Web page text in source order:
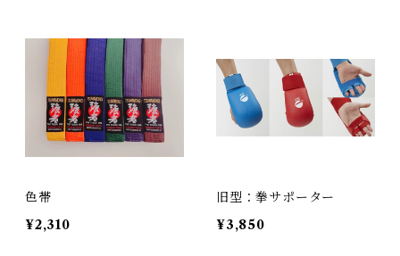
色帯
¥2,310
旧型：拳サポーター
¥3,850